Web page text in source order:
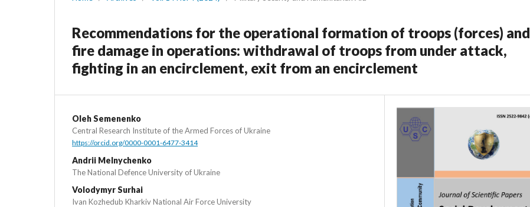
Recommendations for the operational formation of troops (forces) and
fire damage in operations: withdrawal of troops from under attack,
fighting in an encirclement, exit from an encirclement
Oleh Semenenko
Central Research Institute of the Armed Forces of Ukraine
https://orcid.org/0000-0001-6477-3414
Andrii Melnychenko
The National Defence University of Ukraine
Volodymyr Surhai
Ivan Kozhedub Kharkiv National Air Force University